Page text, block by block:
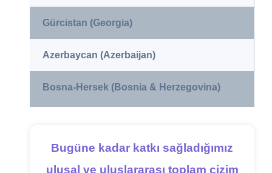
Gürcistan (Georgia)
Azerbaycan (Azerbaijan)
Bosna-Hersek (Bosnia & Herzegovina)
Bugüne kadar katkı sağladığımız
ulusal ve uluslararası toplam çizim